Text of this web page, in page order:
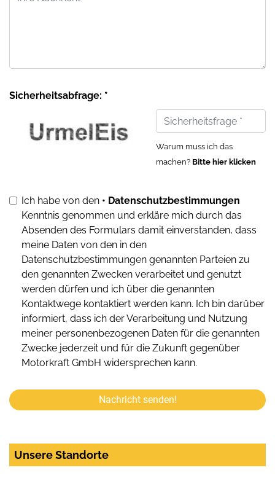
Sicherheitsabfrage: *
Warum muss ich das
machen? Bitte hier klicken
Ich habe von den • Datenschutzbestimmungen
Kenntnis genommen und erkläre mich durch das
Absenden des Formulars damit einverstanden, dass
meine Daten von den in den
Datenschutzbestimmungen genannten Parteien zu
den genannten Zwecken verarbeitet und genutzt
werden dürfen und ich über die genannten
Kontaktwege kontaktiert werden kann. Ich bin darüber
informiert, dass ich der Verarbeitung und Nutzung
meiner personenbezogenen Daten für die genannten
Zwecke jederzeit und für die Zukunft gegenüber
Motorkraft GmbH widersprechen kann.
Nachricht senden!
Unsere Standorte